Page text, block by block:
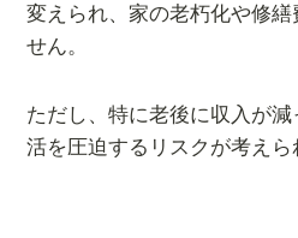
変えられ、家の老朽化や修繕
せん。
ただし、特に老後に収入が
活を圧迫するリスクが考えら